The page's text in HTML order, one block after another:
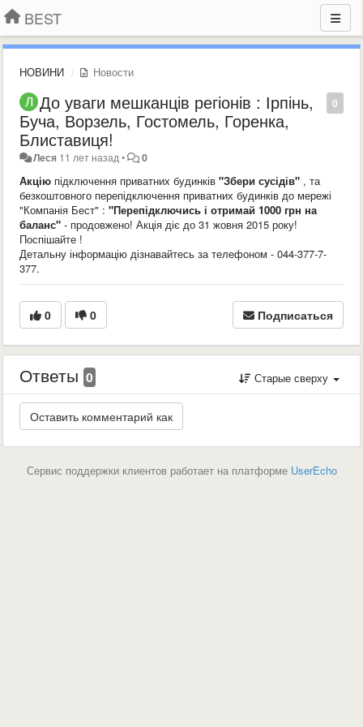
BEST
НОВИНИ Новости
0
До уваги мешканців регіонів : Ірпінь,
Буча, Ворзель, Гостомель, Горенка,
Блиставиця!
Леся 11 лет назад• 0
Акцію підключення приватних будинків "Збери сусідів" , та
безкоштовного перепідключення приватних будинків до мережі
"Компанія Бест" : "Перепідключись і отримай 1000 грн на
баланс" - продовжено! Акція діє до 31 жовня 2015 року!
Поспішайте !
Детальну інформацію дізнавайтесь за телефоном - 044-377-7-
377.
0 0 Подписаться
Ответы 0 Старые сверху
Сервис поддержки клиентов работает на платформе UserEcho